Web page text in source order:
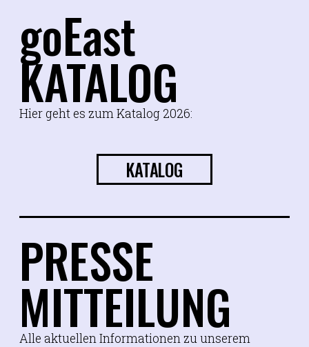
goEast
KATALOG
Hier geht es zum Katalog 2026:
KATALOG
PRESSE
MITTEILUNG
Alle aktuellen Informationen zu unserem